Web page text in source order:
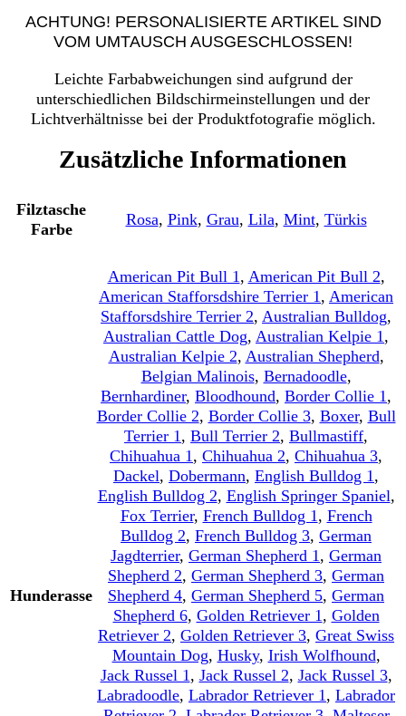
ACHTUNG! PERSONALISIERTE ARTIKEL SIND
VOM UMTAUSCH AUSGESCHLOSSEN!
Leichte Farbabweichungen sind aufgrund der
unterschiedlichen Bildschirmeinstellungen und der
Lichtverhältnisse bei der Produktfotografie möglich.
Zusätzliche Informationen
Filztasche
Farbe
Rosa, Pink, Grau, Lila, Mint, Türkis
Hunderasse
American Pit Bull 1, American Pit Bull 2,
American Stafforsdshire Terrier 1, American
Stafforsdshire Terrier 2, Australian Bulldog,
Australian Cattle Dog, Australian Kelpie 1,
Australian Kelpie 2, Australian Shepherd,
Belgian Malinois, Bernadoodle,
Bernhardiner, Bloodhound, Border Collie 1,
Border Collie 2, Border Collie 3, Boxer, Bull
Terrier 1, Bull Terrier 2, Bullmastiff,
Chihuahua 1, Chihuahua 2, Chihuahua 3,
Dackel, Dobermann, English Bulldog 1,
English Bulldog 2, English Springer Spaniel,
Fox Terrier, French Bulldog 1, French
Bulldog 2, French Bulldog 3, German
Jagdterrier, German Shepherd 1, German
Shepherd 2, German Shepherd 3, German
Shepherd 4, German Shepherd 5, German
Shepherd 6, Golden Retriever 1, Golden
Retriever 2, Golden Retriever 3, Great Swiss
Mountain Dog, Husky, Irish Wolfhound,
Jack Russel 1, Jack Russel 2, Jack Russel 3,
Labradoodle, Labrador Retriever 1, Labrador